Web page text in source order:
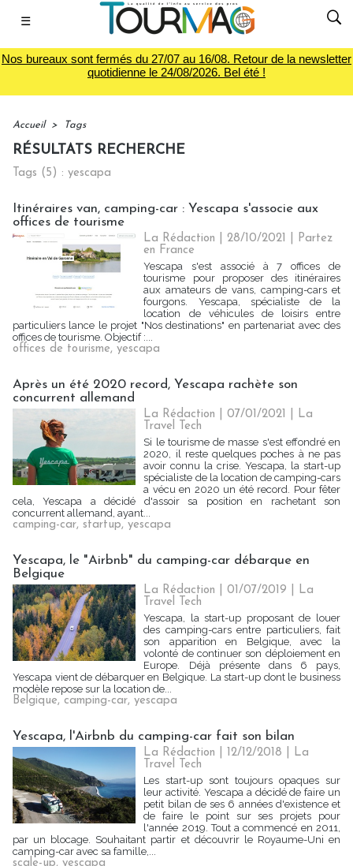
☰
Nos bureaux sont fermés du 27/07 au 16/08. Retour de la newsletter
quotidienne le 24/08/2026. Bel été !
Accueil > Tags
RÉSULTATS RECHERCHE
Tags (5) : yescapa
Itinéraires van, camping-car : Yescapa s'associe aux
offices de tourisme
La Rédaction | 28/10/2021
Partez
en France
Yescapa s'est associé à 7 offices de
tourisme pour proposer des itinéraires
aux amateurs de vans, camping-cars et
fourgons. Yescapa, spécialiste de la
location de véhicules de loisirs entre
particuliers lance le projet "Nos destinations" en partenariat avec des
offices de tourisme. Objectif :...
offices de tourisme, yescapa
Après un été 2020 record, Yescapa rachète son
concurrent allemand
La Rédaction | 07/01/2021
La
Travel Tech
Si le tourisme de masse s'est effondré en
2020, il reste quelques poches à ne pas
avoir connu la crise. Yescapa, la start-up
spécialiste de la location de camping-cars
a vécu en 2020 un été record. Pour fêter
cela, Yescapa a décidé d'assoir sa position en rachetant son
concurrent allemand, ayant...
camping-car, startup, yescapa
Yescapa, le "Airbnb" du camping-car débarque en
Belgique
La Rédaction | 01/07/2019
La
Travel Tech
Yescapa, la start-up proposant de louer
des camping-cars entre particuliers, fait
son apparition en Belgique, avec la
volonté de continuer son déploiement en
Europe. Déjà présente dans 6 pays,
Yescapa vient de débarquer en Belgique. La start-up dont le business
modèle repose sur la location de...
Belgique, camping-car, yescapa
Yescapa, l'Airbnb du camping-car fait son bilan
La Rédaction | 12/12/2018
La
Travel Tech
Les start-up sont toujours opaques sur
leur activité. Yescapa a décidé de faire un
petit bilan de ses 6 années d'existence et
de faire le point sur ses projets pour
l'année 2019. Tout a commencé en 2011,
par un blocage. Souhaitant partir et découvrir le Royaume-Uni en
camping-car avec sa famille,...
scale-up, yescapa